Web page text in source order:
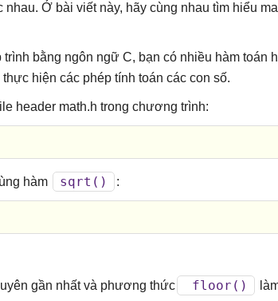
Ở bài viết này, hãy cùng nhau tìm hiểu
bằng ngôn ngữ C, bạn có nhiều hàm toán
hiện các phép tính toán các con số.
header math.h trong chương trình:
hàm sqrt() :
gần nhất và phương thức floor()